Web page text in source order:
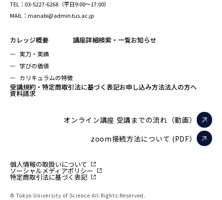
TEL：03-5227-6268（平日9:00～17:00）
MAIL：manabi@admin.tus.ac.jp
カレッジ概要
実力・実績
学びの価値
カリキュラムの特徴
講座詳細検索・一覧お知らせ
受講規約・特定商取引法に基づく表記お申し込み方法法人の方へ
資料請求
オンライン講座 受講までの流れ（動画）
zoom接続方法について (PDF）
個人情報の取扱いについて
ソーシャルメディアポリシー
特定商取引法に基づく表記
© Tokyo University of Science All Rights Reserved.